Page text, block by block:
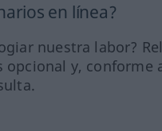
en línea?
nuestra labor?
y, conforme